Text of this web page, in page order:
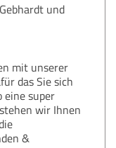
und
mit unserer
das Sie sich
eine super
wir Ihnen
&